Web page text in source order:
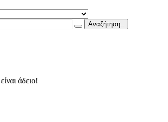
Αναζήτηση..
άδειο!